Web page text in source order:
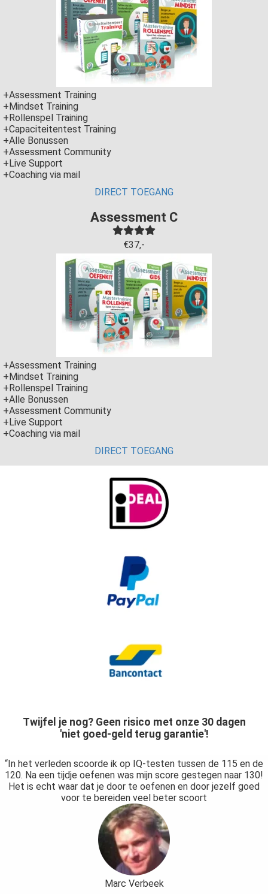
+Assessment Training
+Mindset Training
+Rollenspel Training
+Capaciteitentest Training
+Alle Bonussen
+Assessment Community
+Live Support
+Coaching via mail
DIRECT TOEGANG
Assessment C
€37,-
+Assessment Training
+Mindset Training
+Rollenspel Training
+Alle Bonussen
+Assessment Community
+Live Support
+Coaching via mail
DIRECT TOEGANG
Twijfel je nog? Geen risico met onze 30 dagen
'niet goed-geld terug garantie'!
“In het verleden scoorde ik op IQ-testen tussen de 115 en de
120. Na een tijdje oefenen was mijn score gestegen naar 130!
Het is echt waar dat je door te oefenen en door jezelf goed
voor te bereiden veel beter scoort
Marc Verbeek